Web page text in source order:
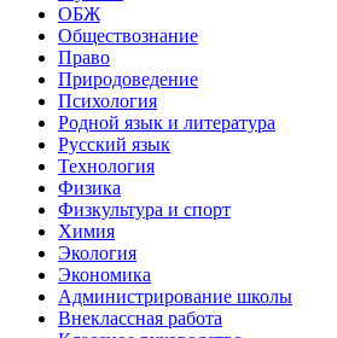
ОБЖ
Обществознание
Право
Природоведение
Психология
Родной язык и литература
Русский язык
Технология
Физика
Физкультура и спорт
Химия
Экология
Экономика
Администрирование школы
Внеклассная работа